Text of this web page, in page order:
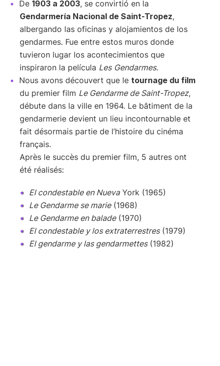
De 1903 a 2003, se convirtió en la
Gendarmería Nacional de Saint-Tropez,
albergando las oficinas y alojamientos de los
gendarmes. Fue entre estos muros donde
tuvieron lugar los acontecimientos que
inspiraron la película Les Gendarmes.
Nous avons découvert que le tournage du film
du premier film Le Gendarme de Saint-Tropez,
débute dans la ville en 1964. Le bâtiment de la
gendarmerie devient un lieu incontournable et
fait désormais partie de l’histoire du cinéma
français.
Après le succès du premier film, 5 autres ont
été réalisés:
El condestable en NuevaYork (1965)
Le Gendarme se marie(1968)
Le Gendarme en balade(1970)
El condestable y los extraterrestres(1979)
El gendarme y las gendarmettes(1982)